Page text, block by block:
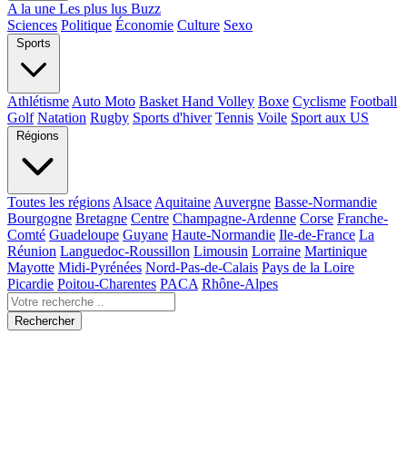
A la une Les plus lus Buzz
Sciences Politique Économie Culture Sexo
Sports
Athlétisme Auto Moto Basket Hand Volley Boxe Cyclisme Football
Golf Natation Rugby Sports d'hiver Tennis Voile Sport aux US
Régions
Toutes les régions Alsace Aquitaine Auvergne Basse-Normandie
Bourgogne Bretagne Centre Champagne-Ardenne Corse Franche-
Comté Guadeloupe Guyane Haute-Normandie Ile-de-France La
Réunion Languedoc-Roussillon Limousin Lorraine Martinique
Mayotte Midi-Pyrénées Nord-Pas-de-Calais Pays de la Loire
Picardie Poitou-Charentes PACA Rhône-Alpes
Rechercher